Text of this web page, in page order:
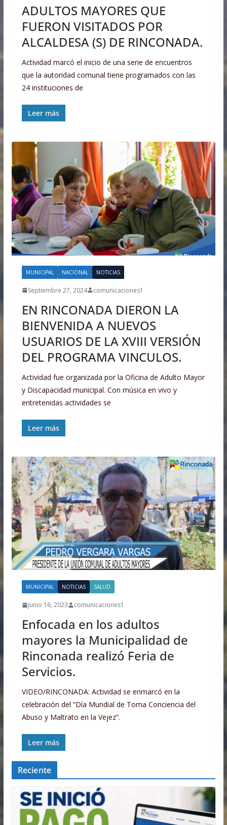
ADULTOS MAYORES QUE
FUERON VISITADOS POR
ALCALDESA (S) DE RINCONADA.
Actividad marcó el inicio de una serie de encuentros
que la autoridad comunal tiene programados con las
24 instituciones de
Leer más
MUNICIPAL NACIONAL NOTICIAS
Septiembre 27, 2024 comunicaciones1
EN RINCONADA DIERON LA
BIENVENIDA A NUEVOS
USUARIOS DE LA XVIII VERSIÓN
DEL PROGRAMA VINCULOS.
Actividad fue organizada por la Oficina de Adulto Mayor
y Discapacidad municipal. Con música en vivo y
entretenidas actividades se
Leer más
MUNICIPAL NOTICIAS SALUD
Junio 16, 2023 comunicaciones1
Enfocada en los adultos
mayores la Municipalidad de
Rinconada realizó Feria de
Servicios.
VIDEO/RINCONADA: Actividad se enmarcó en la
celebración del “Día Mundial de Toma Conciencia del
Abuso y Maltrato en la Vejez”.
Leer más
Reciente